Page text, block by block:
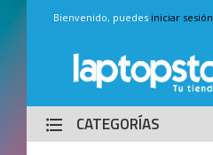
Bienvenido, puedes iniciar sesión
CATEGORÍAS